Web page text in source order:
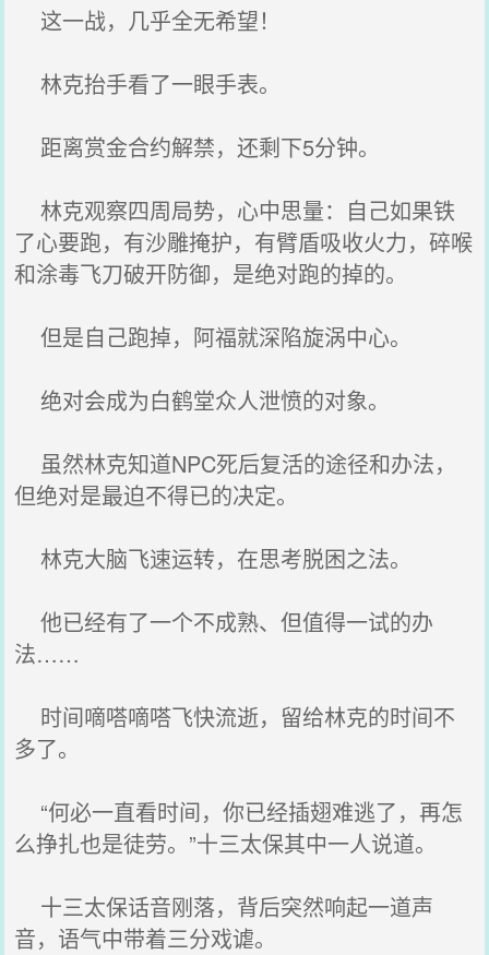
这一战，几乎全无希望！
林克抬手看了一眼手表。
距离赏金合约解禁，还剩下5分钟。
林克观察四周局势，心中思量：自己如果铁
了心要跑，有沙雕掩护，有臂盾吸收火力，碎喉
和涂毒飞刀破开防御，是绝对跑的掉的。
但是自己跑掉，阿福就深陷旋涡中心。
绝对会成为白鹤堂众人泄愤的对象。
虽然林克知道NPC死后复活的途径和办法，
但绝对是最迫不得已的决定。
林克大脑飞速运转，在思考脱困之法。
他已经有了一个不成熟、但值得一试的办
法……
时间嘀嗒嘀嗒飞快流逝，留给林克的时间不
多了。
“何必一直看时间，你已经插翅难逃了，再怎
么挣扎也是徒劳。”十三太保其中一人说道。
十三太保话音刚落，背后突然响起一道声
音，语气中带着三分戏谑。